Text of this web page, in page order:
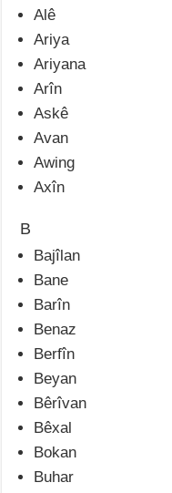
Alê
Ariya
Ariyana
Arîn
Askê
Avan
Awing
Axîn
B
Bajîlan
Bane
Barîn
Benaz
Berfîn
Beyan
Bêrîvan
Bêxal
Bokan
Buhar